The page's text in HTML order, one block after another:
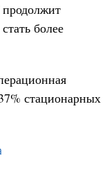
более
стационарных